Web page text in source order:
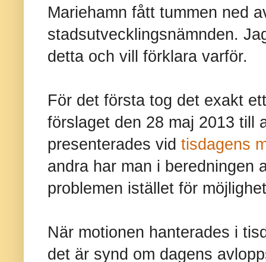
Mariehamn fått tummen ned
stadsutvecklingsnämnden.
detta och vill förklara varför.
För det första tog det exakt
förslaget den 28 maj 2013 till
presenterades vid tisdagens
andra har man i beredningen
problemen istället för
När motionen hanterades i
det är synd om dagens